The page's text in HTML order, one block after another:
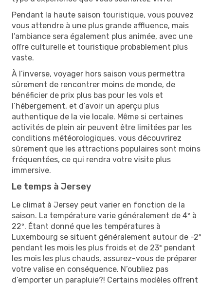
Pendant la haute saison touristique, vous pouvez
vous attendre à une plus grande affluence, mais
l’ambiance sera également plus animée, avec une
offre culturelle et touristique probablement plus
vaste.
À l’inverse, voyager hors saison vous permettra
sûrement de rencontrer moins de monde, de
bénéficier de prix plus bas pour les vols et
l’hébergement, et d’avoir un aperçu plus
authentique de la vie locale. Même si certaines
activités de plein air peuvent être limitées par les
conditions météorologiques, vous découvrirez
sûrement que les attractions populaires sont moins
fréquentées, ce qui rendra votre visite plus
immersive.
Le temps à Jersey
Le climat à Jersey peut varier en fonction de la
saison. La température varie généralement de 4º à
22º. Étant donné que les températures à
Luxembourg se situent généralement autour de -2º
pendant les mois les plus froids et de 23º pendant
les mois les plus chauds, assurez-vous de préparer
votre valise en conséquence. N’oubliez pas
d’emporter un parapluie?! Certains modèles offrent